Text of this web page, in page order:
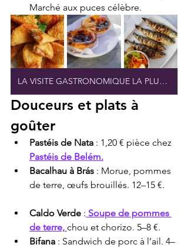
Marché aux puces célèbre.
LA VISITE GASTRONOMIQUE LA PLUS POPULAIRE
Douceurs et plats à
goûter
Pastéis de Nata : 1,20 € pièce chez
Pastéis de Belém.
Bacalhau à Brás : Morue, pommes
de terre, œufs brouillés. 12–15 €.
Caldo Verde : Soupe de pommes
de terre, chou et chorizo. 5–8 €.
Bifana : Sandwich de porc à l’ail. 4–